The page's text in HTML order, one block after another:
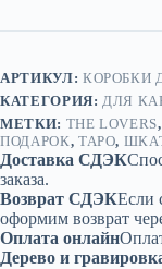
АРТИКУЛ: КОРОБКИ
КАТЕГОРИЯ:ДЛЯ
МЕТКИ: THE LOVERS
ПОДАРОК, ТАРО,
Доставка СДЭК
заказа.
Возврат СДЭКЕсли
оформим возврат
Оплата онлайн
Дерево и